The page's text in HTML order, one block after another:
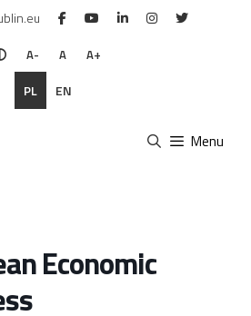
A- A A+
PL EN
Menu
Economic